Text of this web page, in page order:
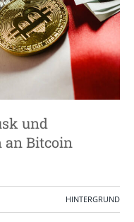
und
an Bitcoin
HINTERGRUND